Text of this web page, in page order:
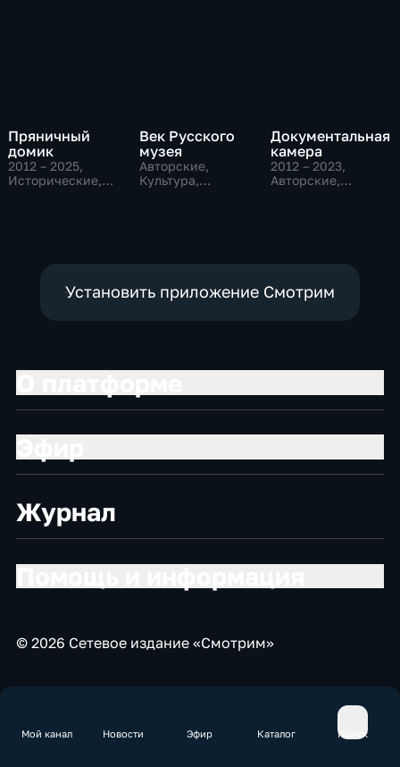
Мой канал Новости Эфир Каталог Поиск
Пряничный
домик
2012 – 2025,
Исторические,
Век Русского
музея
Авторские,
Культура,
Документальная
камера
2012 – 2023,
Авторские,
Установить приложение Смотрим
Журнал
© 2026 Сетевое издание «Смотрим»